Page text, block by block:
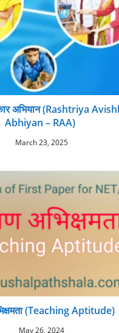
अभियान (Rashtriya
Abhiyan – RAA)
March 23, 2025
(Teaching Aptitude)
May 26, 2024